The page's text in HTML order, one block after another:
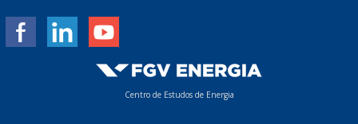
Centro de Estudos de Energia